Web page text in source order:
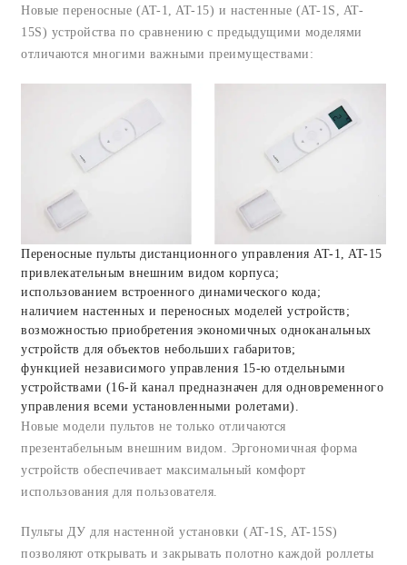
Новые переносные (AT-1, AT-15) и настенные (AT-1S, AT-
15S) устройства по сравнению с предыдущими моделями
отличаются многими важными преимуществами:
Переносные пульты дистанционного управления AT-1, AT-15
привлекательным внешним видом корпуса;
использованием встроенного динамического кода;
наличием настенных и переносных моделей устройств;
возможностью приобретения экономичных одноканальных
устройств для объектов небольших габаритов;
функцией независимого управления 15-ю отдельными
устройствами (16-й канал предназначен для одновременного
управления всеми установленными ролетами).
Новые модели пультов не только отличаются
презентабельным внешним видом. Эргономичная форма
устройств обеспечивает максимальный комфорт
использования для пользователя.
Пульты ДУ для настенной установки (AT-1S, AT-15S)
позволяют открывать и закрывать полотно каждой роллеты